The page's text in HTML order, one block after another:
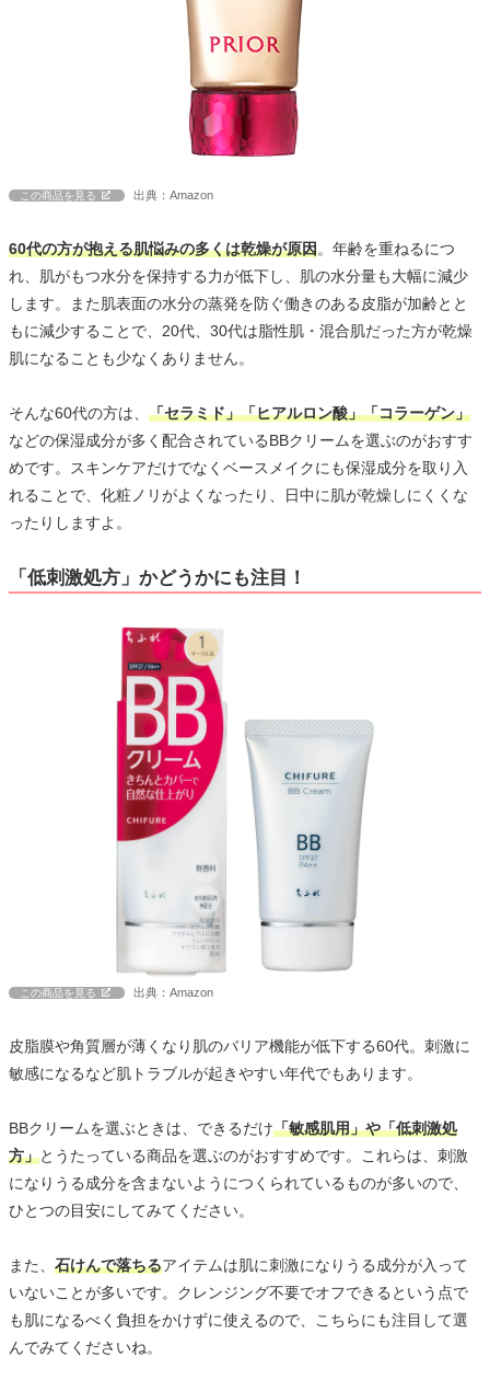
この商品を見る 出典：Amazon
60代の方が抱える肌悩みの多くは乾燥が原因。年齢を重ねるにつ
れ、肌がもつ水分を保持する力が低下し、肌の水分量も大幅に減少
します。また肌表面の水分の蒸発を防ぐ働きのある皮脂が加齢とと
もに減少することで、20代、30代は脂性肌・混合肌だった方が乾燥
肌になることも少なくありません。
そんな60代の方は、 「セラミド」「ヒアルロン酸」「コラーゲン」
などの保湿成分が多く配合されているBBクリームを選ぶのがおすす
めです。スキンケアだけでなくベースメイクにも保湿成分を取り入
れることで、化粧ノリがよくなったり、日中に肌が乾燥しにくくな
ったりしますよ。
「低刺激処方」かどうかにも注目！
この商品を見る 出典：Amazon
皮脂膜や角質層が薄くなり肌のバリア機能が低下する60代。刺激に
敏感になるなど肌トラブルが起きやすい年代でもあります。
BBクリームを選ぶときは、できるだけ「敏感肌用」や「低刺激処
方」とうたっている商品を選ぶのがおすすめです。これらは、刺激
になりうる成分を含まないようにつくられているものが多いので、
ひとつの目安にしてみてください。
また、 石けんで落ちるアイテムは肌に刺激になりうる成分が入って
いないことが多いです。クレンジング不要でオフできるという点で
も肌になるべく負担をかけずに使えるので、こちらにも注目して選
んでみてくださいね。